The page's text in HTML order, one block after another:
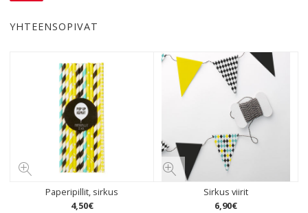
YHTEENSOPIVAT
Paperipillit, sirkus
4,50€
Sirkus viirit
6,90€